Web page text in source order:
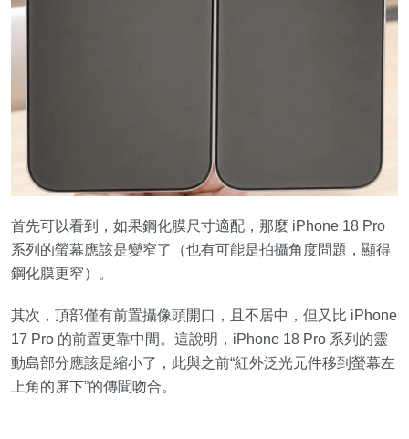
首先可以看到，如果鋼化膜尺寸適配，那麼 iPhone 18 Pro
系列的螢幕應該是變窄了（也有可能是拍攝角度問題，顯得
鋼化膜更窄）。
其次，頂部僅有前置攝像頭開口，且不居中，但又比 iPhone
17 Pro 的前置更靠中間。這說明，iPhone 18 Pro 系列的靈
動島部分應該是縮小了，此與之前“紅外泛光元件移到螢幕左
上角的屏下”的傳聞吻合。